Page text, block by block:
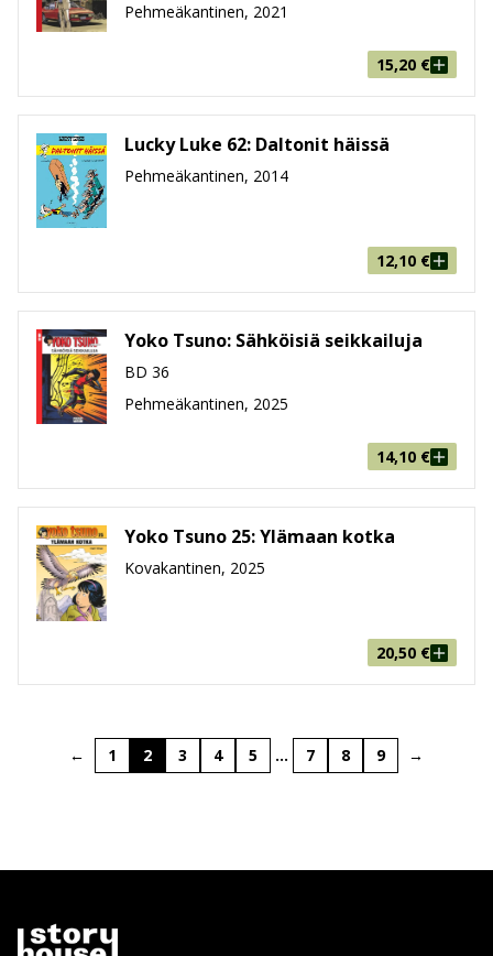
Pehmeäkantinen, 2021
15,20 €
Lucky Luke 62: Daltonit häissä
Pehmeäkantinen, 2014
12,10 €
Yoko Tsuno: Sähköisiä seikkailuja
BD 36
Pehmeäkantinen, 2025
14,10 €
Yoko Tsuno 25: Ylämaan kotka
Kovakantinen, 2025
20,50 €
← 1 2 3 4 5 … 7 8 9 →